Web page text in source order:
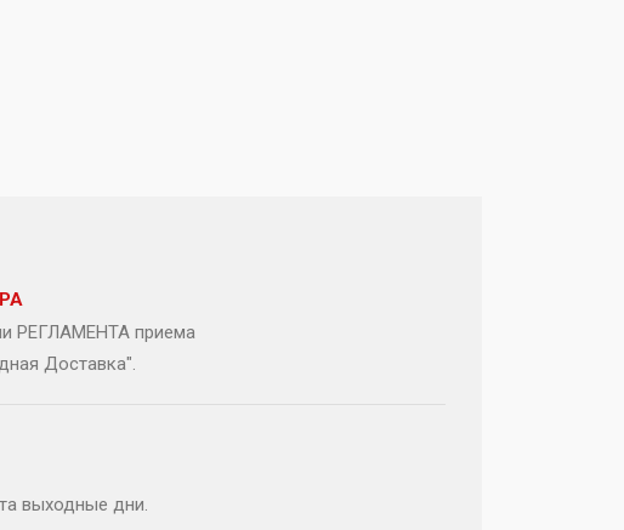
РЕГЛАМЕНТА приема
Доставка".
выходные дни.